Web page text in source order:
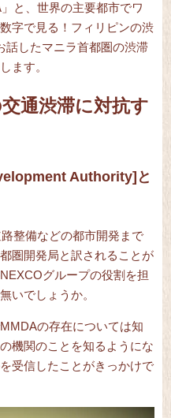
と、世界の主要都市でワ
数字で見る！フィリピンの渋
話したマニラ首都圏の渋滞
ます。
通渋滞に対抗す
Authority]と
整備などの都市開発まで
圏開発局と訳されることが
グループの役割を担
いでしょうか。
の存在については知
機関のことを知るようにな
受信したことがきっかけで